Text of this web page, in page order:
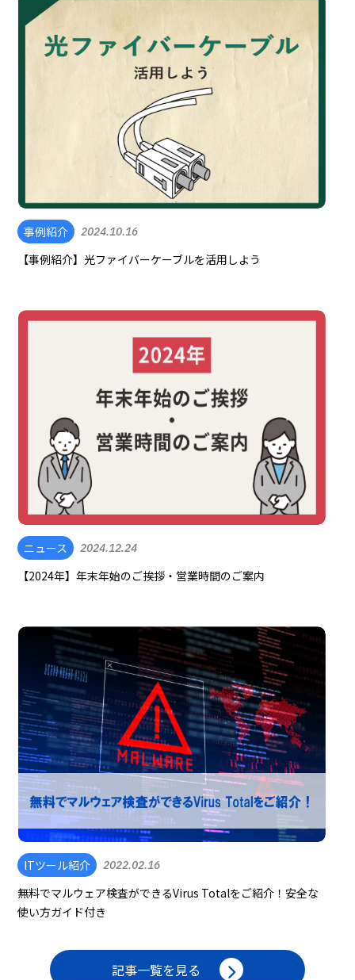
事例紹介 2024.10.16
【事例紹介】光ファイバーケーブルを活用しよう
ニュース 2024.12.24
【2024年】年末年始のご挨拶・営業時間のご案内
ITツール紹介 2022.02.16
無料でマルウェア検査ができるVirus Totalをご紹介！安全な
使い方ガイド付き
記事一覧を見る